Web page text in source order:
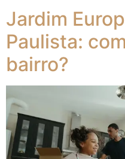
Jardim
Paulista:
bairro?